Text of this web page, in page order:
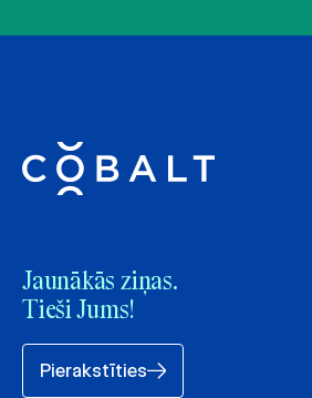
Jaunākās ziņas.
Tieši Jums!
Pierakstīties